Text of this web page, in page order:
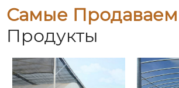
Самые
Продукты